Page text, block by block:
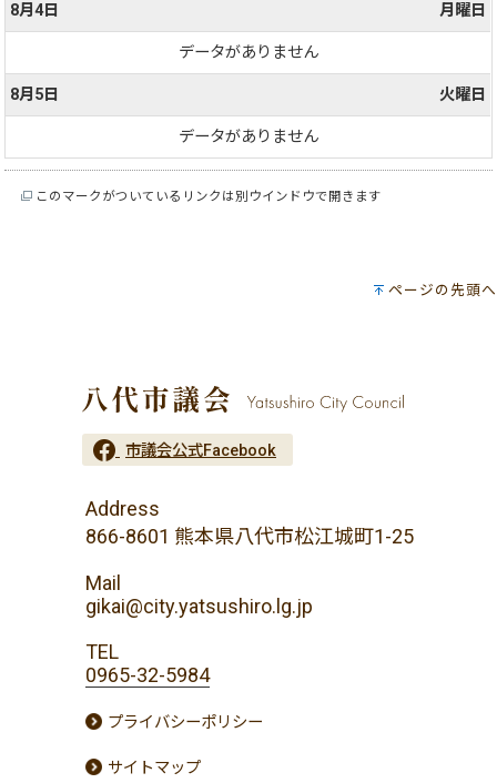
8月4日 月曜日
データがありません
8月5日 火曜日
データがありません
このマークがついているリンクは別ウインドウで開きます
ページの先頭へ
市議会公式Facebook
Address
866-8601 熊本県八代市松江城町1-25
Mail
gikai@city.yatsushiro.lg.jp
TEL
0965-32-5984
プライバシーポリシー
サイトマップ